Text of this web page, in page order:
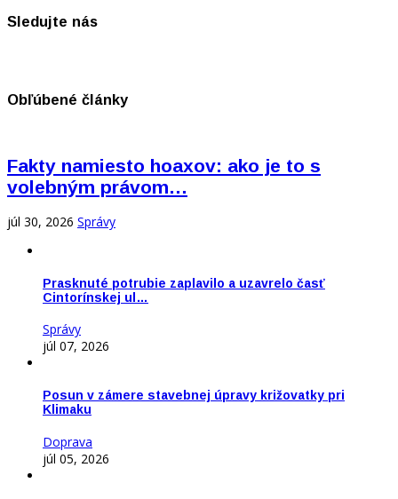
Sledujte nás
Obľúbené články
Fakty namiesto hoaxov: ako je to s
volebným právom…
júl 30, 2026 Správy
Prasknuté potrubie zaplavilo a uzavrelo časť
Cintorínskej ul…
Správy
júl 07, 2026
Posun v zámere stavebnej úpravy križovatky pri
Klimaku
Doprava
júl 05, 2026